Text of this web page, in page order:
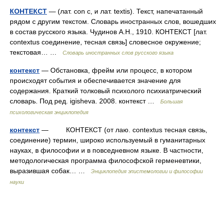
КОНТЕКСТ — (лат. con с, и лат. textis). Текст, напечатанный
рядом с другим текстом. Словарь иностранных слов, вошедших
в состав русского языка. Чудинов А.Н., 1910. КОНТЕКСТ [лат.
contextus соединение, тесная связь] словесное окружение;
текстовая… …
Словарь иностранных слов русского языка
контекст — Обстановка, фрейм или процесс, в котором
происходят события и обеспечивается значение для
содержания. Краткий толковый психолого психиатрический
словарь. Под ред. igisheva. 2008. контекст …
Большая
психологическая энциклопедия
контекст — КОНТЕКСТ (от лаю. contextus тесная связь,
соединение) термин, широко используемый в гуманитарных
науках, в философии и в повседневном языке. В частности,
методологическая программа философской герменевтики,
выразившая собак… …
Энциклопедия эпистемологии и философии
науки